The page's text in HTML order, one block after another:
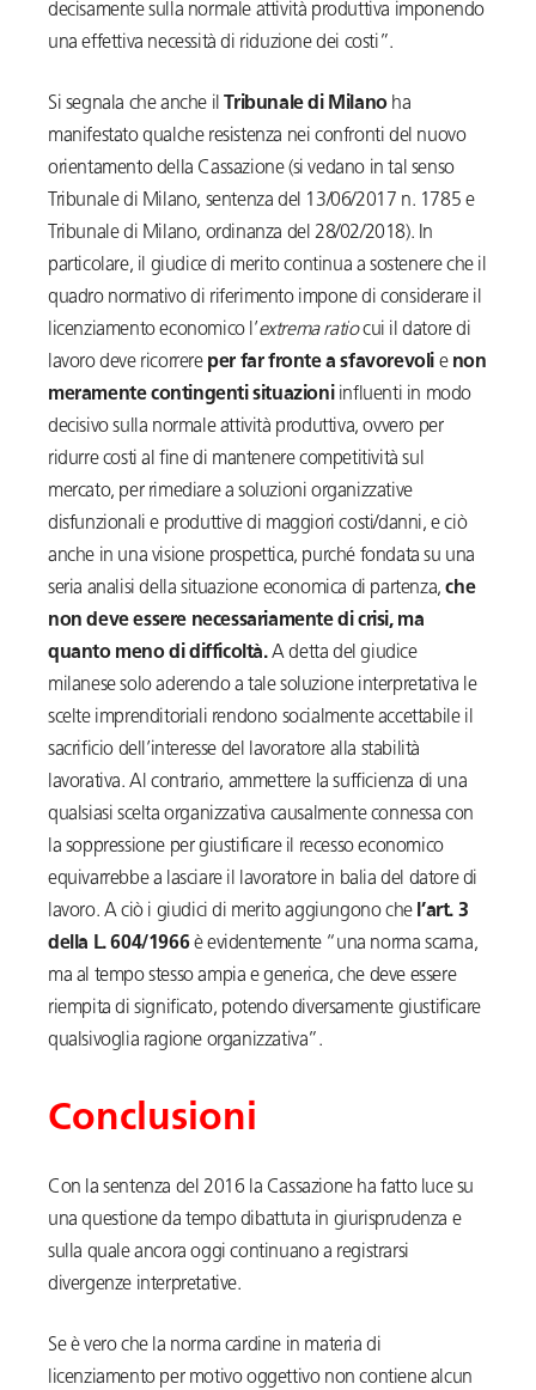
decisamente sulla normale attività produttiva imponendo
una effettiva necessità di riduzione dei costi”.
Si segnala che anche il Tribunale di Milano ha
manifestato qualche resistenza nei confronti del nuovo
orientamento della Cassazione (si vedano in tal senso
Tribunale di Milano, sentenza del 13/06/2017 n. 1785 e
Tribunale di Milano, ordinanza del 28/02/2018). In
particolare, il giudice di merito continua a sostenere che il
quadro normativo di riferimento impone di considerare il
licenziamento economico l’extrema ratiocui il datore di
lavoro deve ricorrere per far fronte a sfavorevoli e non
meramente contingenti situazioni influenti in modo
decisivo sulla normale attività produttiva, ovvero per
ridurre costi al fine di mantenere competitività sul
mercato, per rimediare a soluzioni organizzative
disfunzionali e produttive di maggiori costi/danni, e ciò
anche in una visione prospettica, purché fondata su una
seria analisi della situazione economica di partenza,che
non deve essere necessariamente di crisi, ma
quanto meno di difficoltà.A detta del giudice
milanese solo aderendo a tale soluzione interpretativa le
scelte imprenditoriali rendono socialmente accettabile il
sacrificio dell’interesse del lavoratore alla stabilità
lavorativa. Al contrario, ammettere la sufficienza di una
qualsiasi scelta organizzativa causalmente connessa con
la soppressione per giustificare il recesso economico
equivarrebbe a lasciare il lavoratore in balia del datore di
lavoro. A ciò i giudici di merito aggiungono che l’art. 3
della L. 604/1966è evidentemente “una norma scarna,
ma al tempo stesso ampia e generica, che deve essere
riempita di significato, potendo diversamente giustificare
qualsivoglia ragione organizzativa”.
Conclusioni
Con la sentenza del 2016 la Cassazione ha fatto luce su
una questione da tempo dibattuta in giurisprudenza e
sulla quale ancora oggi continuano a registrarsi
divergenze interpretative.
Se è vero che la norma cardine in materia di
licenziamento per motivo oggettivo non contiene alcun